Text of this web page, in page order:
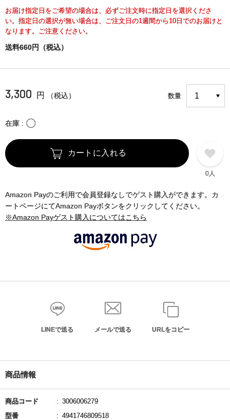
お届け指定日をご希望の場合は、必ずご注文時に指定日を選択くださ
い。指定日の選択が無い場合は、ご注文日の1週間から10日でのお届けと
なります。ご注意ください。
送料660円（税込）
3,300 円 （税込） 数量
在庫 〇
カートに入れる
0人
Amazon Payのご利用で会員登録なしでゲスト購入ができます。カ
ートページにてAmazon Payボタンをクリックしてください。
※Amazon Payゲスト購入についてはこちら
LINEで送る メールで送る URLをコピー
商品情報
商品コード
3006006279
型番
4941746809518